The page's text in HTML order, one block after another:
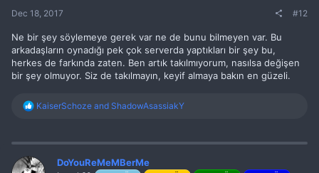
Dec 18, 2017 #12
Ne bir şey söylemeye gerek var ne de bunu bilmeyen var. Bu
arkadaşların oynadığı pek çok serverda yaptıkları bir şey bu,
herkes de farkında zaten. Ben artık takılmıyorum, nasılsa değişen
bir şey olmuyor. Siz de takılmayın, keyif almaya bakın en güzeli.
R
c
i
KaiserSchoze and ShadowAsassiakY
DoYouReMeMBerMe